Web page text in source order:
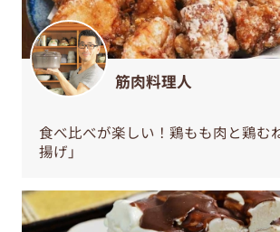
筋肉料理人
食べ比べが楽しい！鶏もも肉と鶏む
揚げ」